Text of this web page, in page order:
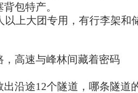
包特产。
以上大团专用，有行李架和
，高速与峰林间藏着密码
出沿途12个隧道，哪条隧道